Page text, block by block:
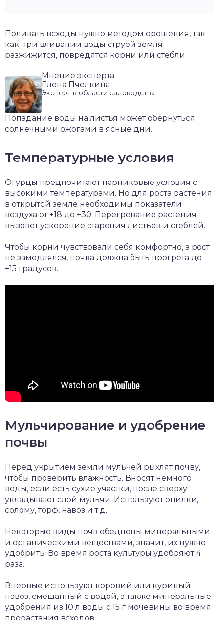
Поливать всходы нужно методом орошения, так
как при вливании воды струей земля
разжижится, повредятся корни или стебли.
Мнение эксперта
Елена Пчелкина
Эксперт в области садоводства
Попадание воды на листья может обернуться
солнечными ожогами в ясные дни.
Температурные условия
Огурцы предпочитают парниковые условия с
высокими температурами. Но для роста растения
в открытой земле необходимы показатели
воздуха от +18 до +30. Перегревание растения
вызовет ускорение старения листьев и стеблей.
Чтобы корни чувствовали себя комфортно, а рост
не замедлялся, почва должна быть прогрета до
+15 градусов.
Мульчирование и удобрение
почвы
Перед укрытием земли мульчей рыхлят почву,
чтобы проверить влажность. Вносят немного
воды, если есть сухие участки, после сверху
укладывают слой мульчи. Используют опилки,
солому, торф, навоз и т.д.
Некоторые виды почв обеднены минеральными
и органическими веществами, значит, их нужно
удобрить. Во время роста культуры удобряют 4
раза.
Впервые используют коровий или куриный
навоз, смешанный с водой, а также минеральные
удобрения из 10 л воды с 15 г мочевины во время
прорастания всходов.